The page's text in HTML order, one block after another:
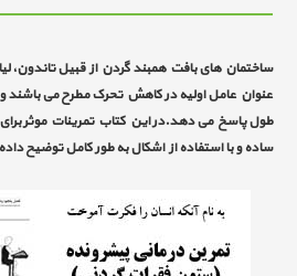
ساختمان های بافت همبند گردن از قبیل تاندون،
عنوان عامل اولیه در کاهش تحرک مطرح می
طول پاسخ می دهد.در این کتاب تمرینات موثر برای
ساده و با استفاده از اشکال به طور کامل توضیح